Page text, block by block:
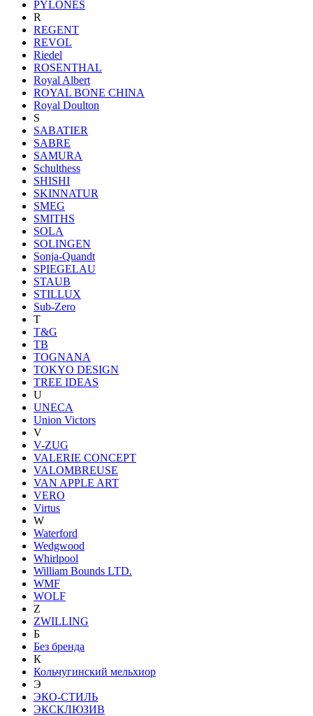
PYLONES
R
REGENT
REVOL
Riedel
ROSENTHAL
Royal Albert
ROYAL BONE CHINA
Royal Doulton
S
SABATIER
SABRE
SAMURA
Schulthess
SHISHI
SKINNATUR
SMEG
SMITHS
SOLA
SOLINGEN
Sonja-Quandt
SPIEGELAU
STAUB
STILLUX
Sub-Zero
T
T&G
TB
TOGNANA
TOKYO DESIGN
TREE IDEAS
U
UNECA
Union Victors
V
V-ZUG
VALERIE CONCEPT
VALOMBREUSE
VAN APPLE ART
VERO
Virtus
W
Waterford
Wedgwood
Whirlpool
William Bounds LTD.
WMF
WOLF
Z
ZWILLING
Б
Без бренда
К
Кольчугинский мельхиор
Э
ЭКО-СТИЛЬ
ЭКСКЛЮЗИВ